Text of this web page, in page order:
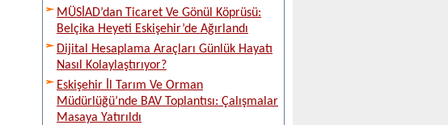
MÜSİAD’dan Ticaret Ve Gönül Köprüsü:
Belçika Heyeti Eskişehir’de Ağırlandı
Dijital Hesaplama Araçları Günlük Hayatı
Nasıl Kolaylaştırıyor?
Eskişehir İl Tarım Ve Orman
Müdürlüğü’nde BAV Toplantısı: Çalışmalar
Masaya Yatırıldı